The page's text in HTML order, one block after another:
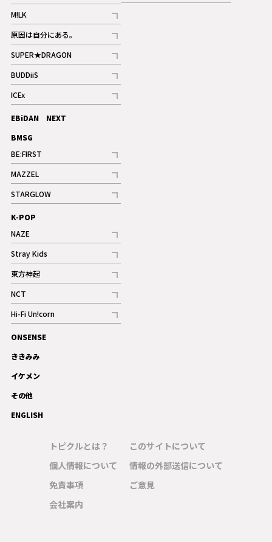
記事
M!LK
記事
原因は自分にある。
記事
SUPER★DRAGON
記事
BUDDiiS
記事
ICEx
記事
EBiDAN NEXT
BMSG
BE:FIRST
記事
ギャラリー
MAZZEL
記事
ギャラリー
STARGLOW
記事
記事
K-POP
NAZE
記事
Stray Kids
記事
東方神起
記事
NCT
記事
Hi-Fi Un!corn
記事
ギャラリー
ONSENSE
ききみみ
イケメン
その他
ENGLISH
トピクルとは？
個人情報について
免責事項
会社案内
このサイトについて
情報の外部送信について
ご意見